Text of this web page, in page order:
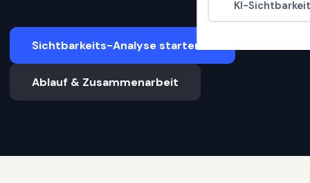
KI-
Sichtbarkeits-Analyse starten
Ablauf & Zusammenarbeit